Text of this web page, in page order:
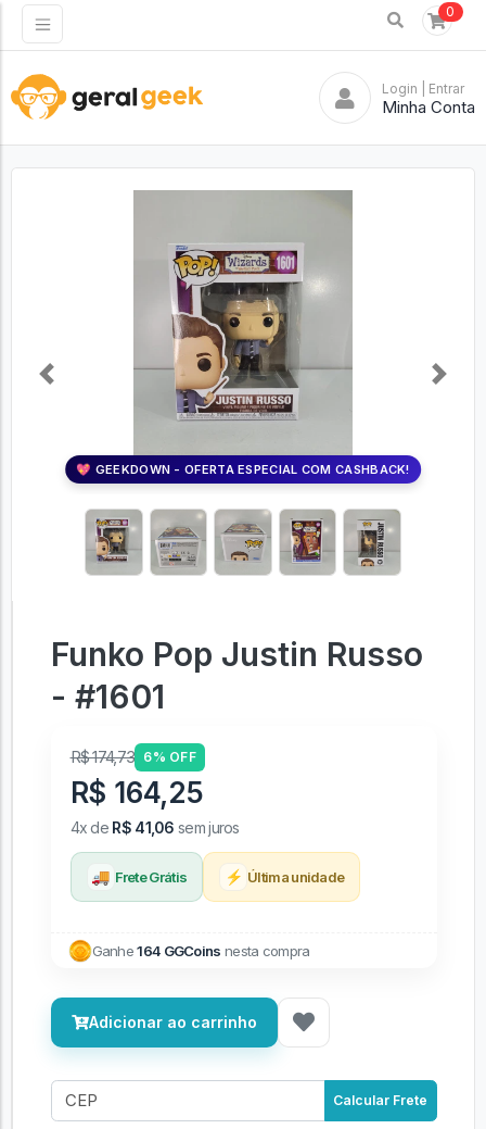
0
Login | Entrar
Minha Conta
💖 GEEKDOWN - OFERTA ESPECIAL COM CASHBACK!
Previous Next
Funko Pop Justin Russo
- #1601
R$ 174,73 6% OFF
R$ 164,25
4x de R$ 41,06 sem juros
🚚 Frete Grátis ⚡ Última unidade
Ganhe164 GGCoins nesta compra
Adicionar ao carrinho
Calcular Frete